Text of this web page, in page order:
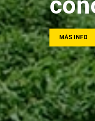
MÁS INFO